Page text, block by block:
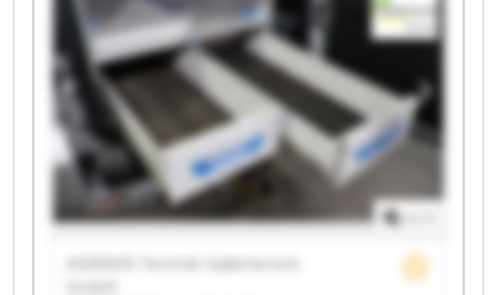
Technik Saltenbrock GmbH AGRAVIS Technik
Saltenbrock GmbH AGRAVIS Technik Saltenbrock
GmbH AGRAVIS Technik Saltenbrock GmbH AGRAVIS
Technik Saltenbrock GmbH AGRAVIS Technik
Saltenbrock GmbH AGRAVIS Technik Saltenbrock
GmbH AGRAVIS Technik Saltenbrock GmbH AGRAVIS
Technik Saltenbrock GmbH AGRAVIS Technik
Saltenbrock GmbH AGRAVIS Technik Saltenbrock
AGRAVIS Technik Saltenbrock